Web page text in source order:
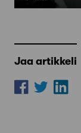
Jaa artikkeli